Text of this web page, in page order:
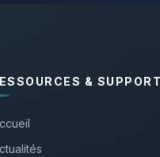
& SUPPORT